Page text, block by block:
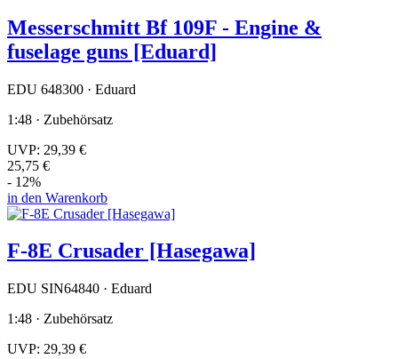
Messerschmitt Bf 109F - Engine &
fuselage guns [Eduard]
EDU 648300 · Eduard
1:48 · Zubehörsatz
UVP: 29,39 €
25,75 €
- 12%
in den Warenkorb
F-8E Crusader [Hasegawa]
EDU SIN64840 · Eduard
1:48 · Zubehörsatz
UVP: 29,39 €